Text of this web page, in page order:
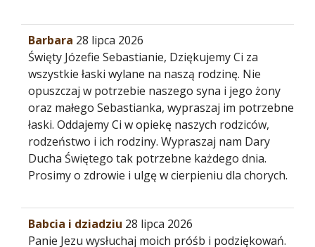
Barbara 28 lipca 2026
Święty Józefie Sebastianie, Dziękujemy Ci za
wszystkie łaski wylane na naszą rodzinę. Nie
opuszczaj w potrzebie naszego syna i jego żony
oraz małego Sebastianka, wypraszaj im potrzebne
łaski. Oddajemy Ci w opiekę naszych rodziców,
rodzeństwo i ich rodziny. Wypraszaj nam Dary
Ducha Świętego tak potrzebne każdego dnia.
Prosimy o zdrowie i ulgę w cierpieniu dla chorych.
Babcia i dziadziu 28 lipca 2026
Panie Jezu wysłuchaj moich próśb i podziękowań.